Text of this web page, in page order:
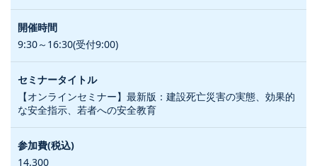
9:30～16:30(受付9:00)
【オンラインセミナー】最新版：建設死亡災害の実態、効果的
な安全指示、若者への安全教育
14,300